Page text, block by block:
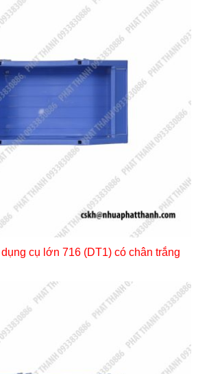
cụ lớn 716 (DT1) có chân trắng